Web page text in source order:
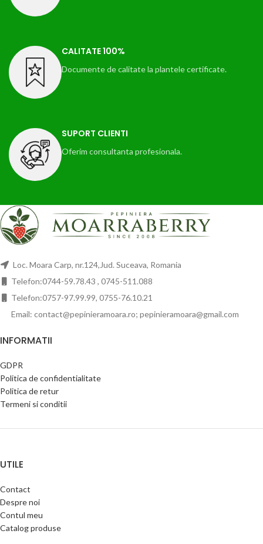
CALITATE 100%
Documente de calitate la plantele certificate.
SUPORT CLIENTI
Oferim consultanta profesionala.
Loc. Moara Carp, nr.124,Jud. Suceava, Romania
Telefon:0744-59.78.43 , 0745-511.088
Telefon:0757-97.99.99, 0755-76.10.21
Email: contact@pepinieramoara.ro; pepinieramoara@gmail.com
INFORMATII
GDPR
Politica de confidentialitate
Politica de retur
Termeni si conditii
UTILE
Contact
Despre noi
Contul meu
Catalog produse